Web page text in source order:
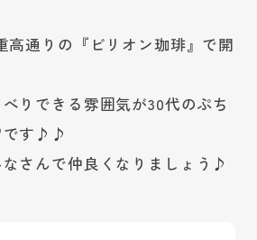
通りの『ビリオン珈琲』で開
りできる雰囲気が30代のぷち
です♪♪
さんで仲良くなりましょう♪